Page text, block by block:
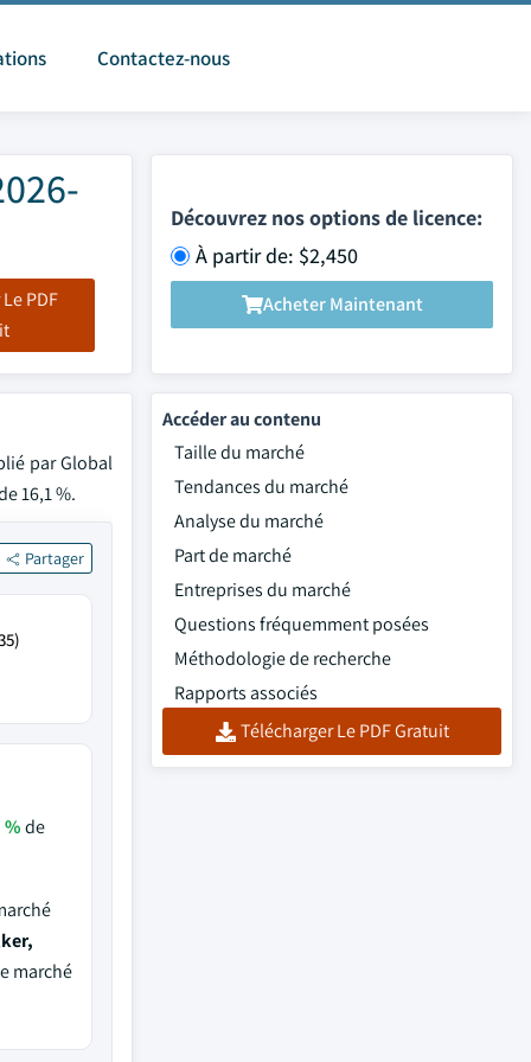
Contactez-nous
PDF
Découvrez nos options de licence:
À partir de: $2,450
Acheter Maintenant
par Global
16,1 %.
Partager
%de
marché
Accéder au contenu
Taille du marché
Tendances du marché
Analyse du marché
Part de marché
Entreprises du marché
Questions fréquemment posées
Méthodologie de recherche
Rapports associés
Télécharger Le PDF Gratuit